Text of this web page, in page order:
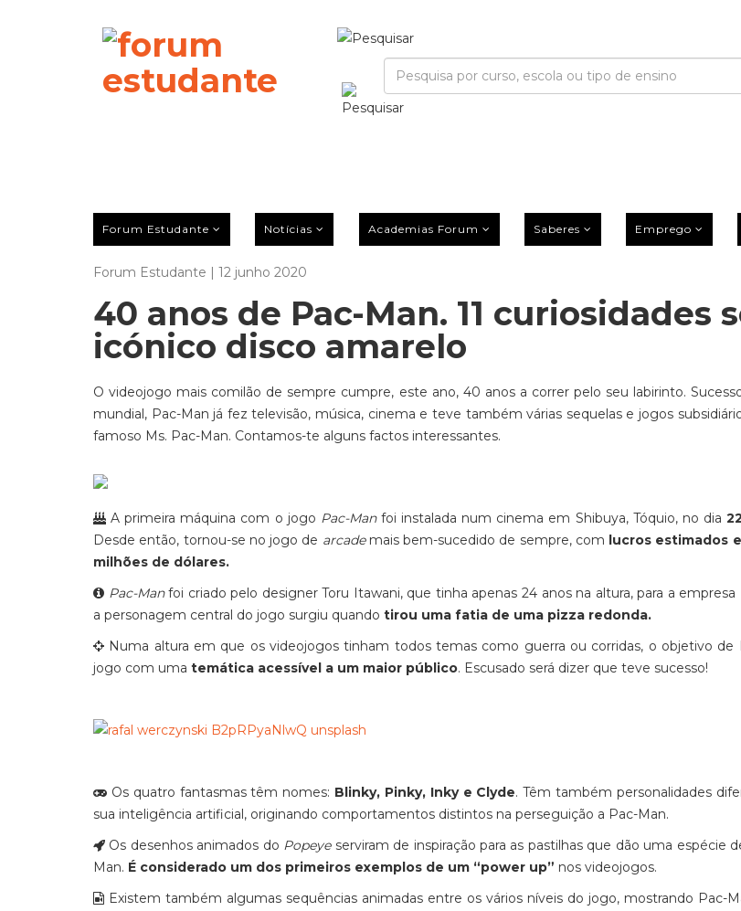
Forum Estudante Notícias Academias Forum Saberes Emprego
Forum Estudante | 12 junho 2020
40 anos de Pac-Man. 11 curiosidades
icónico disco amarelo
O videojogo mais comilão de sempre cumpre, este ano, 40 anos a correr pelo seu labirinto.
mundial, Pac-Man já fez televisão, música, cinema e teve também várias sequelas e jogos
famoso Ms. Pac-Man. Contamos-te alguns factos interessantes.
A primeira máquina com o jogo Pac-Manfoi instalada num cinema em Shibuya, Tóquio, no dia
Desde então, tornou-se no jogo de arcade mais bem-sucedido de sempre, com lucros estimados
milhões de dólares.
Pac-Manfoi criado pelo designer Toru Itawani, que tinha apenas 24 anos na altura, para a empresa
a personagem central do jogo surgiu quando tirou uma fatia de uma pizza redonda.
Numa altura em que os videojogos tinham todos temas como guerra ou corridas, o objetivo de
jogo com uma temática acessível a um maior público. Escusado será dizer que teve sucesso!
Os quatro fantasmas têm nomes: Blinky, Pinky, Inky e Clyde. Têm também personalidades
sua inteligência artificial, originando comportamentos distintos na perseguição a Pac-Man.
Os desenhos animados do Popeyeserviram de inspiração para as pastilhas que dão uma espécie
Man. É considerado um dos primeiros exemplos de um “power up” nos videojogos.
Existem também algumas sequências animadas entre os vários níveis do jogo, mostrando Pac-